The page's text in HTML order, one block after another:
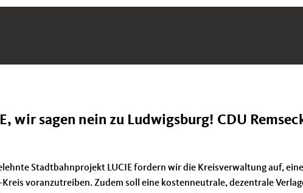
wir sagen nein zu Ludwigsburg! CDU
Stadtbahnprojekt LUCIE fordern wir die Kreisverwaltung auf,
voranzutreiben. Zudem soll eine kostenneutrale, dezentrale